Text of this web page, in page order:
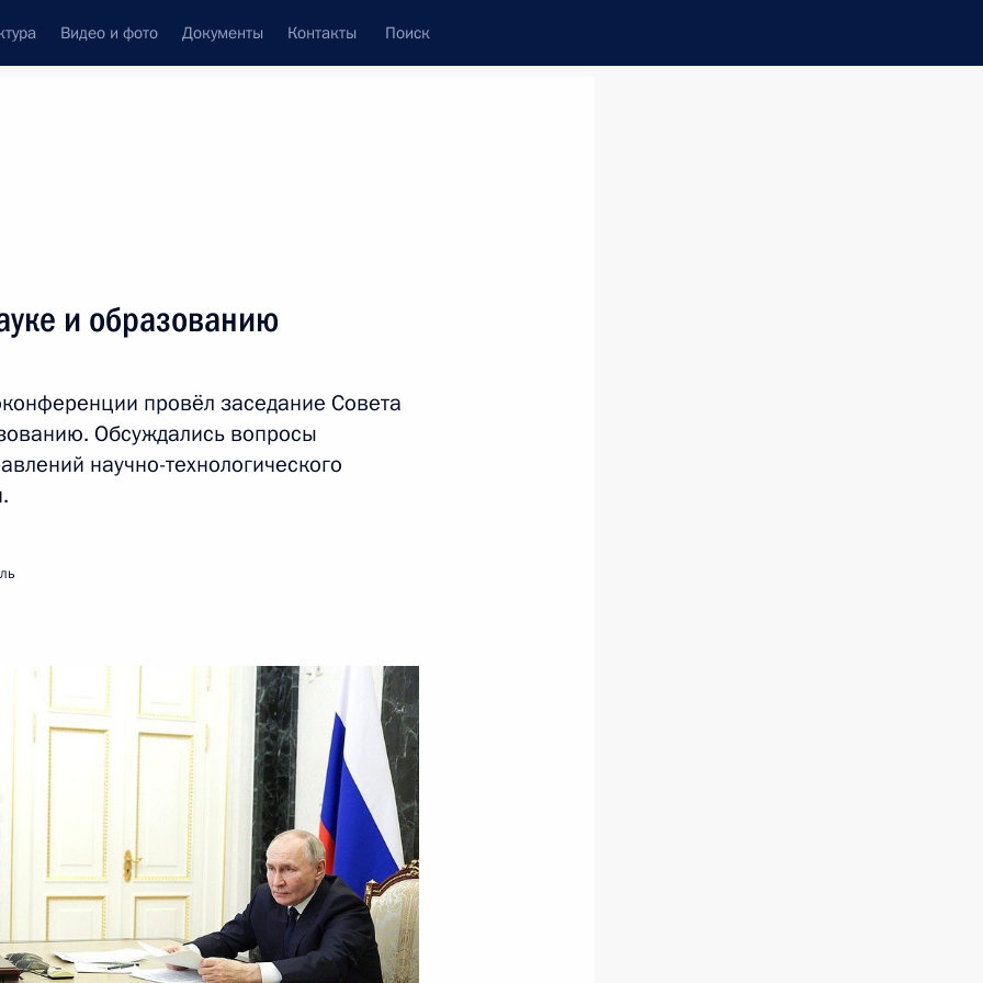
Видео и фото Документы Контакты Поиск
Подписаться на ленту
в сфере
Кравцовым
по историческому
и образованию
провёл заседание Совета
Обсуждались вопросы
научно-технологического